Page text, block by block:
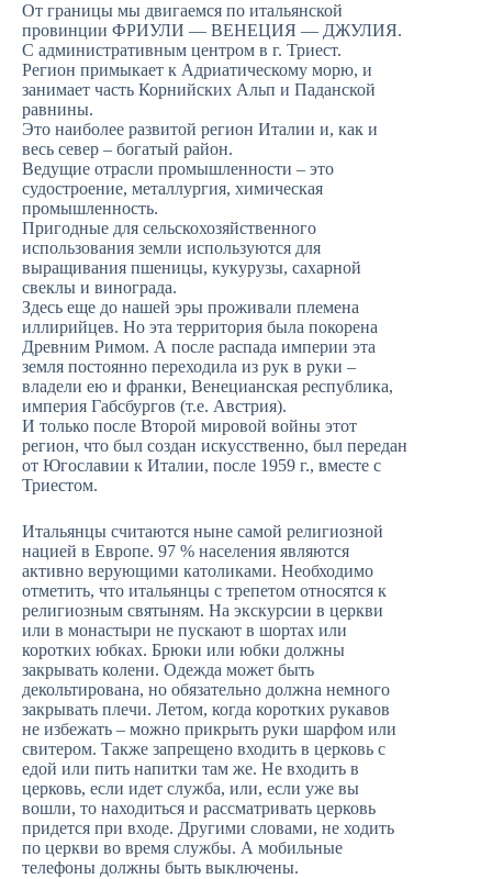
От границы мы двигаемся по итальянской
провинции ФРИУЛИ — ВЕНЕЦИЯ — ДЖУЛИЯ.
С административным центром в г. Триест.
Регион примыкает к Адриатическому морю, и
занимает часть Корнийских Альп и Паданской
равнины.
Это наиболее развитой регион Италии и, как и
весь север – богатый район.
Ведущие отрасли промышленности – это
судостроение, металлургия, химическая
промышленность.
Пригодные для сельскохозяйственного
использования земли используются для
выращивания пшеницы, кукурузы, сахарной
свеклы и винограда.
Здесь еще до нашей эры проживали племена
иллирийцев. Но эта территория была покорена
Древним Римом. А после распада империи эта
земля постоянно переходила из рук в руки –
владели ею и франки, Венецианская республика,
империя Габсбургов (т.е. Австрия).
И только после Второй мировой войны этот
регион, что был создан искусственно, был передан
от Югославии к Италии, после 1959 г., вместе с
Триестом.
Итальянцы считаются ныне самой религиозной
нацией в Европе. 97 % населения являются
активно верующими католиками. Необходимо
отметить, что итальянцы с трепетом относятся к
религиозным святыням. На экскурсии в церкви
или в монастыри не пускают в шортах или
коротких юбках. Брюки или юбки должны
закрывать колени. Одежда может быть
декольтирована, но обязательно должна немного
закрывать плечи. Летом, когда коротких рукавов
не избежать – можно прикрыть руки шарфом или
свитером. Также запрещено входить в церковь с
едой или пить напитки там же. Не входить в
церковь, если идет служба, или, если уже вы
вошли, то находиться и рассматривать церковь
придется при входе. Другими словами, не ходить
по церкви во время службы. А мобильные
телефоны должны быть выключены.